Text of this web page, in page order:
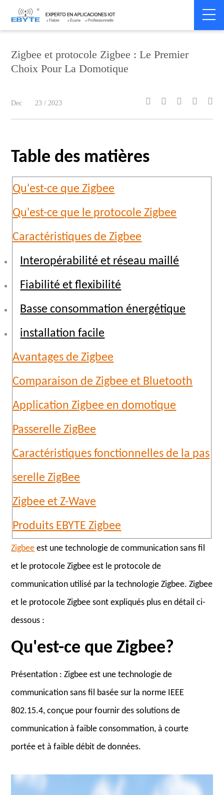
Home > Smart Home > Smart Home
Zigbee et protocole Zigbee : Le Premier
Choix Pour La Domotique
Dec 23 / 2023     
Table des matières
Qu'est-ce que Zigbee
Qu'est-ce que le protocole Zigbee
Caractéristiques de Zigbee
Interopérabilité et réseau maillé
Fiabilité et flexibilité
Basse consommation énergétique
installation facile
Avantages de Zigbee
Comparaison de Zigbee et Bluetooth
Application Zigbee en domotique
Passerelle ZigBee
Caractéristiques fonctionnelles de la pas
serelle ZigBee
Zigbee et Z-Wave
Produits EBYTE Zigbee
Zigbee est une technologie de communication sans fil
et le protocole Zigbee est le protocole de
communication utilisé par la technologie Zigbee. Zigbee
et le protocole Zigbee sont expliqués plus en détail ci-
dessous :
Qu'est-ce que Zigbee?
Présentation : Zigbee est une technologie de
communication sans fil basée sur la norme IEEE
802.15.4, conçue pour fournir des solutions de
communication à faible consommation, à courte
portée et à faible débit de données.